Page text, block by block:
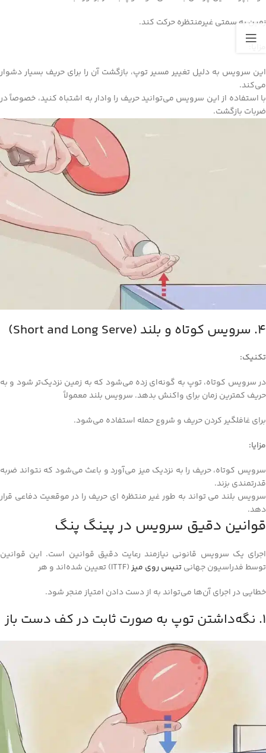
زمین به سمتی غیرمنتظره حرکت کند.
این سرویس به دلیل تغییر مسیر توپ، بازگشت آن را برای حریف بسیار دشوار
می‌کند.
با استفاده از این سرویس می‌توانید حریف را وادار به اشتباه کنید، خصوصاً در
ضربات بازگشت.
4. سرویس کوتاه و بلند (Short and Long Serve)
تکنیک:
در سرویس کوتاه، توپ به گونه‌ای زده می‌شود که به زمین نزدیک‌تر شود و به
حریف کمترین زمان برای واکنش بدهد. سرویس بلند معمولاً
برای غافلگیر کردن حریف و شروع حمله استفاده می‌شود.
مزایا:
سرویس کوتاه، حریف را به نزدیک میز می‌آورد و باعث می‌شود که نتواند ضربه
قدرتمندی بزند.
سرویس بلند می‌ تواند به طور غیر منتظره‌ ای حریف را در موقعیت دفاعی قرار
دهد.
قوانین دقیق سرویس در پینگ پنگ
اجرای یک سرویس قانونی نیازمند رعایت دقیق قوانین است. این قوانین
توسط فدراسیون جهانیتنیس روی میز(ITTF) تعیین شده‌اند و هر
خطایی در اجرای آن‌ها می‌تواند به از دست دادن امتیاز منجر شود.
1. نگه‌داشتن توپ به صورت ثابت در کف دست باز